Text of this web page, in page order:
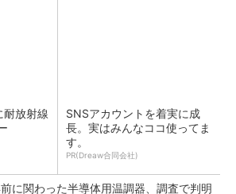
耐放射線
SNSアカウントを着実に成
長。実はみんなココ使ってま
す。
PR(Dreaw合同会社)
に関わった半導体用温調器、調査で判明